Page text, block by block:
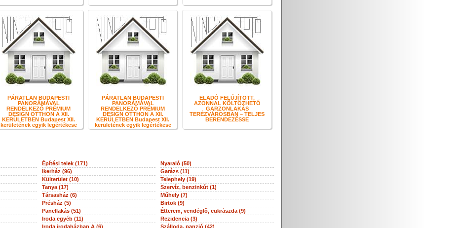
PÁRATLAN BUDAPESTI
PANORÁMÁVAL
RENDELKEZŐ PRÉMIUM
DESIGN OTTHON A XII.
KERÜLETBEN Budapest XII.
kerületének egyik legértékese
PÁRATLAN BUDAPESTI
PANORÁMÁVAL
RENDELKEZŐ PRÉMIUM
DESIGN OTTHON A XII.
KERÜLETBEN Budapest XII.
kerületének egyik legértékese
ELADÓ FELÚJÍTOTT,
AZONNAL KÖLTÖZHETŐ
GARZONLAKÁS
TERÉZVÁROSBAN – TELJES
BERENDEZÉSSE
Építési telek (171)
Nyaraló (50)
Ikerház (96)
Garázs (11)
Külterület (10)
Telephely (19)
Tanya (17)
Szervíz, benzinkút (1)
Társasház (6)
Műhely (7)
Présház (5)
Birtok (9)
Panellakás (51)
Étterem, vendéglő, cukrászda (9)
Iroda egyéb (11)
Rezidencia (3)
Iroda irodaházban A (6) Szálloda, panzió (42)